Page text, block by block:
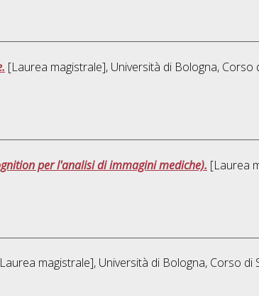
[Laurea magistrale], Università di Bologna, Corso
per l'analisi di immagini mediche). [Laurea
magistrale], Università di Bologna, Corso di